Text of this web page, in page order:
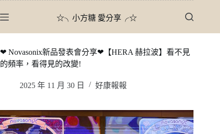
至
內
容
☆╮小方糖 愛分享╭☆
❤ Novasonix新品發表會分享❤【HERA 赫拉波】看不見
的頻率，看得見的改變!
2025 年 11 月 30 日 好康報報